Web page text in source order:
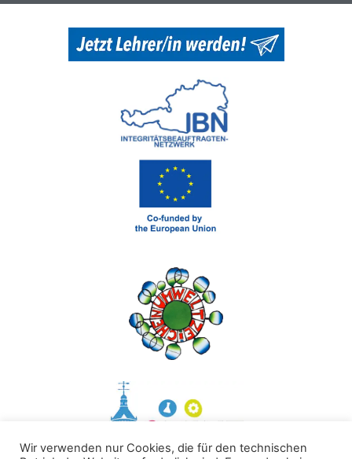
Wir verwenden nur Cookies, die für den technischen